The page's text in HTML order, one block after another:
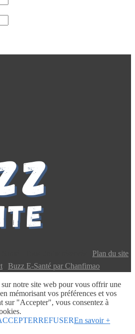
Plan du site
Buzz E-Santé par Chanfimao
notre site web pour vous offrir une
mémorisant vos préférences et vos
sur "Accepter", vous consentez à
REFUSEREn savoir +